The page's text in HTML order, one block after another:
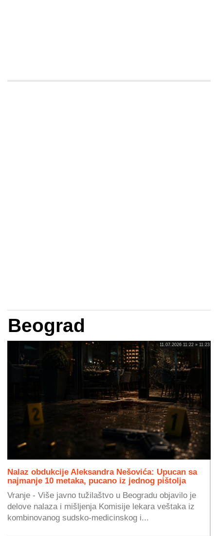
Beograd
11.07.2026 11:22 » 11:23
Nalaz obdukcije Aleksandra Nešovića: Upucan sa
najmanje 10 metaka, pucano iz jednog pištolja
Vranje - Više javno tužilaštvo u Beogradu objavilo je
delove nalaza i mišljenja Komisije lekara veštaka iz
kombinovanog sudsko-medicinskog i...